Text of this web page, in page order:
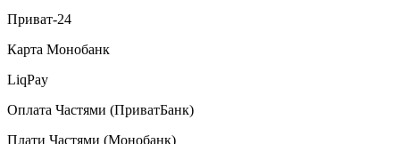
Приват-24
Карта Монобанк
LiqPay
Оплата Частями (ПриватБанк)
Плати Частями (Монобанк)